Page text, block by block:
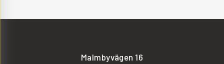
Malmbyvägen 16